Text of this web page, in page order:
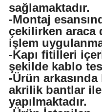
sağlamaktadır.
-Montaj
çekilirken araca
işlem
-Kapı fitilleri
şekilde kablo
-Ürün
akrilik bantlar ile
yapılmaktadır.